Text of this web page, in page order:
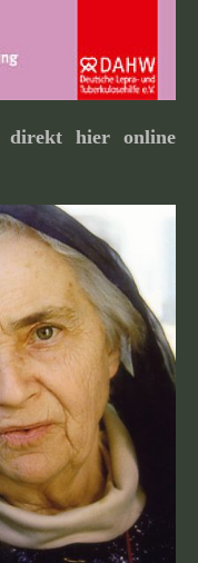
direkt hier online